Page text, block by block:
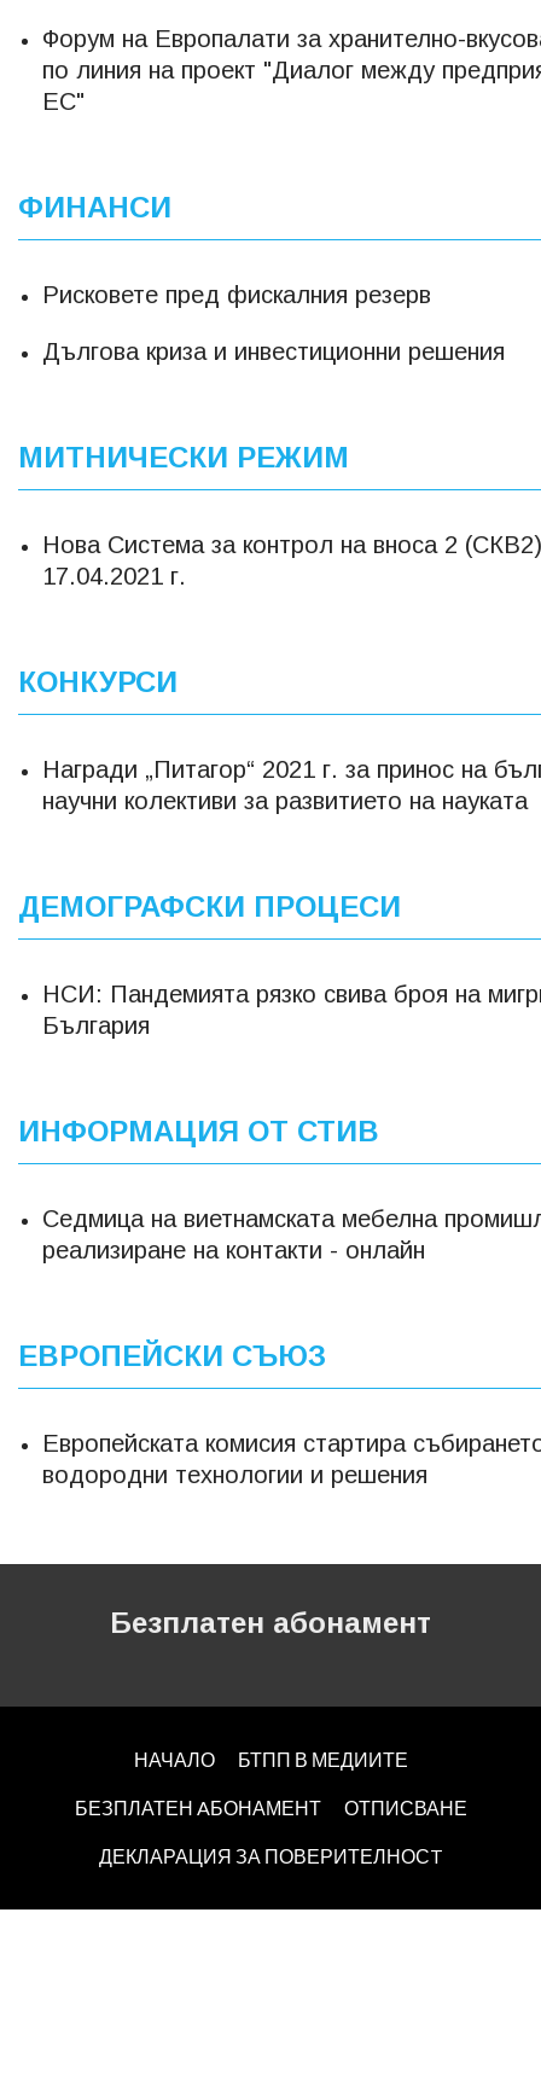
Форум на Европалати за хранително-
по линия на проект "Диалог между
ЕС"
ФИНАНСИ
Рисковете пред фискалния резерв
Дългова криза и инвестиционни решения
МИТНИЧЕСКИ РЕЖИМ
Нова Система за контрол на вноса 2
17.04.2021 г.
КОНКУРСИ
Награди „Питагор“ 2021 г. за принос на
научни колективи за развитието на науката
ДЕМОГРАФСКИ ПРОЦЕСИ
НСИ: Пандемията рязко свива броя на
България
ИНФОРМАЦИЯ ОТ СТИВ
Седмица на виетнамската мебелна
реализиране на контакти - онлайн
ЕВРОПЕЙСКИ СЪЮЗ
Европейската комисия стартира
водородни технологии и решения
Безплатен абонамент
НАЧАЛО БТПП В МЕДИИТЕ
БЕЗПЛАТЕН AБОНАМЕНТ ОТПИСВАНЕ
ДЕКЛАРАЦИЯ ЗА ПОВЕРИТЕЛНОСT